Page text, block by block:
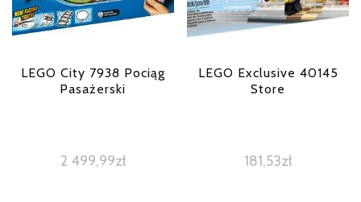
LEGO City 7938 Pociąg
Pasażerski
2 499,99zł
LEGO Exclusive 40145
Store
181,53zł